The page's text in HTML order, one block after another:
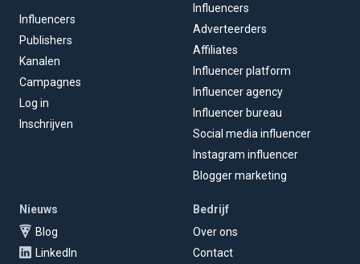
Influencers
Publishers
Kanalen
Campagnes
Log in
Inschrijven
Influencers
Adverteerders
Affiliates
Influencer platform
Influencer agency
Influencer bureau
Social media influencer
Instagram influencer
Blogger marketing
Nieuws
Blog
LinkedIn
Bedrijf
Over ons
Contact